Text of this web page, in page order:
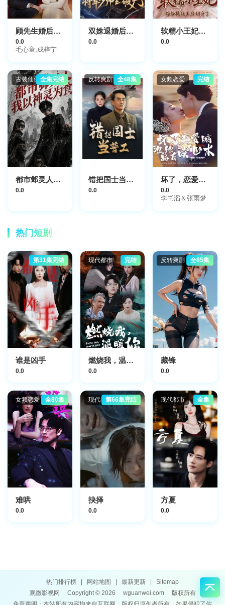
顾先生婚后请指教
0.0
毛心童,成梓宁
双姝退婚后，将军少师全破产了
0.0
软糯小王妃，嫁给摄政王后翻身了
0.0
古装仙侠 全集完结
都市邺灵人，我以神灵为食
0.0
反转爽剧 全48集
错把国士当普工
0.0
女频恋爱 完结
坏了，恋爱脑池总他有读心术
0.0
李书滔＆张雨梦
热门短剧
第31集完结
谁是凶手
0.0
现代都市 完结
燃烧我，温暖你
0.0
反转爽剧 全85集
藏锋
0.0
女频恋爱 全80集
难哄
0.0
现代都市第66集完结
抉择
0.0
现代都市 全集
方夏
0.0
热门排行榜 网站地图 最新更新
Sitemap
观微影视网
Copyright © 2026 wguanwei.com
版权所有
免责声明：本站所有内容均来自互联网，版权归原创者所有，如果侵犯了你